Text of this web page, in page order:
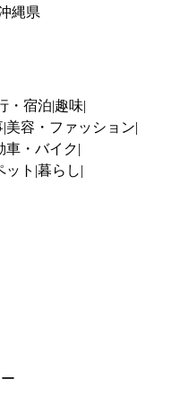
縄県
・宿泊 趣味
美容・ファッション
車・バイク
ット 暮らし